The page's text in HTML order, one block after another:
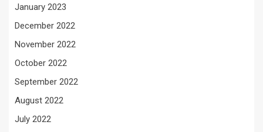
January 2023
December 2022
November 2022
October 2022
September 2022
August 2022
July 2022